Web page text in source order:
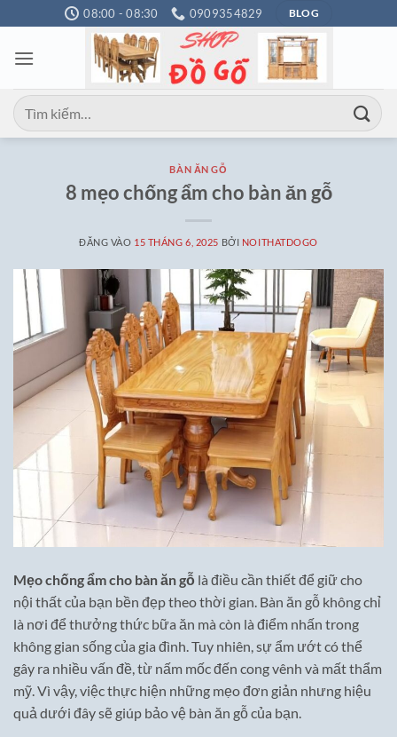
qua
nội
08:00 - 08:30 0909354829 BLOG
Tìm
kiếm:
BÀN ĂN GỖ
8 mẹo chống ẩm cho bàn ăn gỗ
ĐĂNG VÀO 15 THÁNG 6, 2025 BỞI NOITHATDOGO
Mẹo chống ẩm cho bàn ăn gỗ là điều cần thiết để giữ cho
nội thất của bạn bền đẹp theo thời gian. Bàn ăn gỗ không chỉ
là nơi để thưởng thức bữa ăn mà còn là điểm nhấn trong
không gian sống của gia đình. Tuy nhiên, sự ẩm ướt có thể
gây ra nhiều vấn đề, từ nấm mốc đến cong vênh và mất thẩm
mỹ. Vì vậy, việc thực hiện những mẹo đơn giản nhưng hiệu
quả dưới đây sẽ giúp bảo vệ bàn ăn gỗ của bạn.